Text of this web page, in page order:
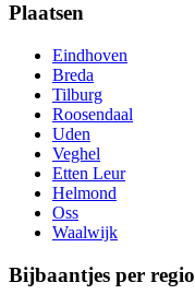
Plaatsen
Eindhoven
Breda
Tilburg
Roosendaal
Uden
Veghel
Etten Leur
Helmond
Oss
Waalwijk
Bijbaantjes per regio